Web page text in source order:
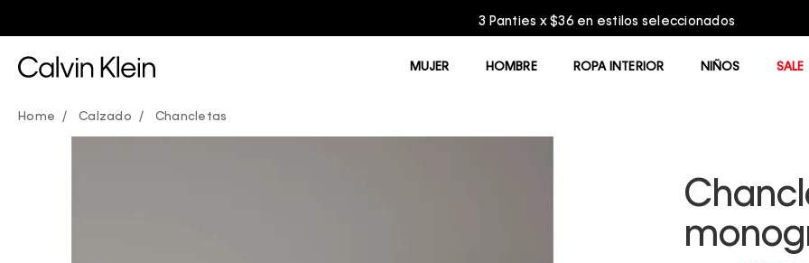
3 Panties x $36 en estilos seleccionados
MUJER HOMBRE ROPA INTERIOR NIÑOS SALE
Calzado Chancletas